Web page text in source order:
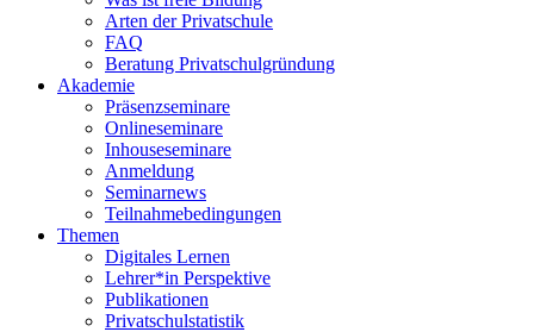
Arten der Privatschule
FAQ
Beratung Privatschulgründung
Akademie
Präsenzseminare
Onlineseminare
Inhouseseminare
Anmeldung
Seminarnews
Teilnahmebedingungen
Themen
Digitales Lernen
Lehrer*in Perspektive
Publikationen
Privatschulstatistik